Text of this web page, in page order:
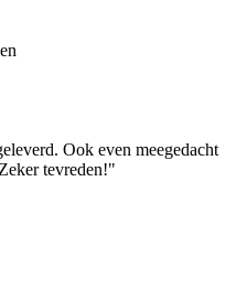
Ook even meegedacht
tevreden!"